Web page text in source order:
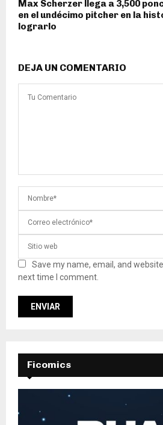
Max Scherzer llega a 3,500
en el undécimo pitcher en la
lograrlo
DEJA UN COMENTARIO
Save my name, email, and
next time I comment.
Ficomics